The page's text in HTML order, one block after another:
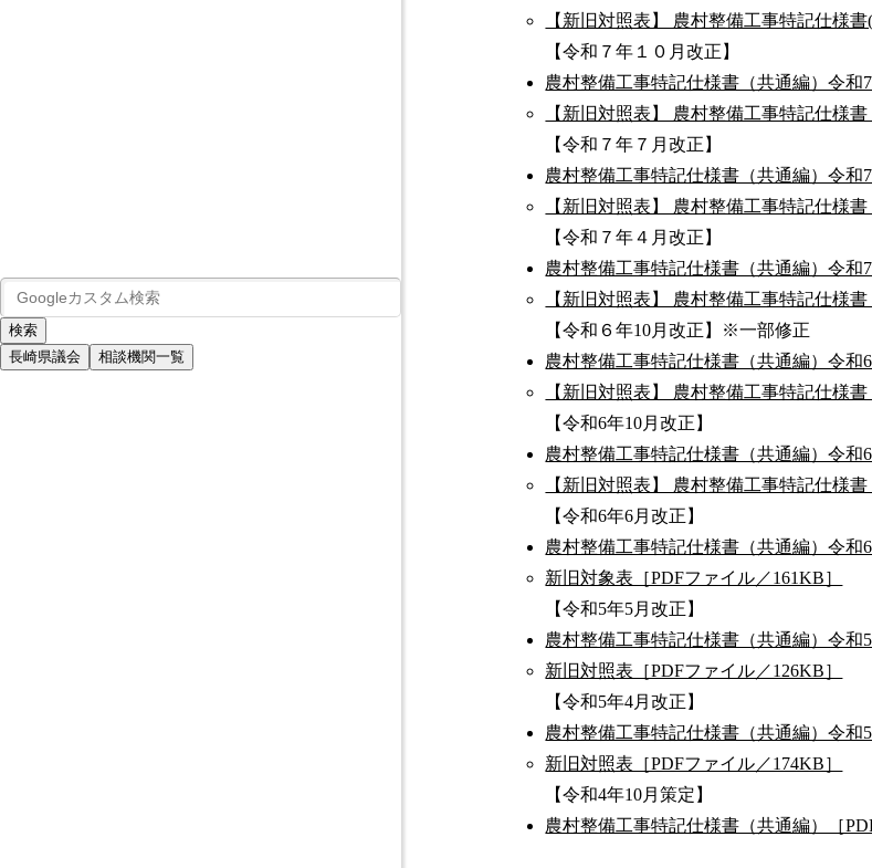
長崎県議会 相談機関一覧
【新旧対照表】 農村整備工事特記仕様
【令和７年１０月改正】
農村整備工事特記仕様書（共通編）令和
【新旧対照表】 農村整備工事特記仕様
【令和７年７月改正】
農村整備工事特記仕様書（共通編）令和
【新旧対照表】 農村整備工事特記仕様
【令和７年４月改正】
農村整備工事特記仕様書（共通編）令和
【新旧対照表】 農村整備工事特記仕様
【令和６年10月改正】※一部修正
農村整備工事特記仕様書（共通編）令和
【新旧対照表】 農村整備工事特記仕様
【令和6年10月改正】
農村整備工事特記仕様書（共通編）令和
【新旧対照表】 農村整備工事特記仕様
【令和6年6月改正】
農村整備工事特記仕様書（共通編）令和
新旧対象表［PDFファイル／161KB］
【令和5年5月改正】
農村整備工事特記仕様書（共通編）令和
新旧対照表［PDFファイル／126KB］
【令和5年4月改正】
農村整備工事特記仕様書（共通編）令和
新旧対照表［PDFファイル／174KB］
【令和4年10月策定】
農村整備工事特記仕様書（共通編）［